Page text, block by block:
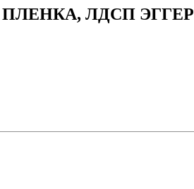
ЛДСП ЭГГЕР